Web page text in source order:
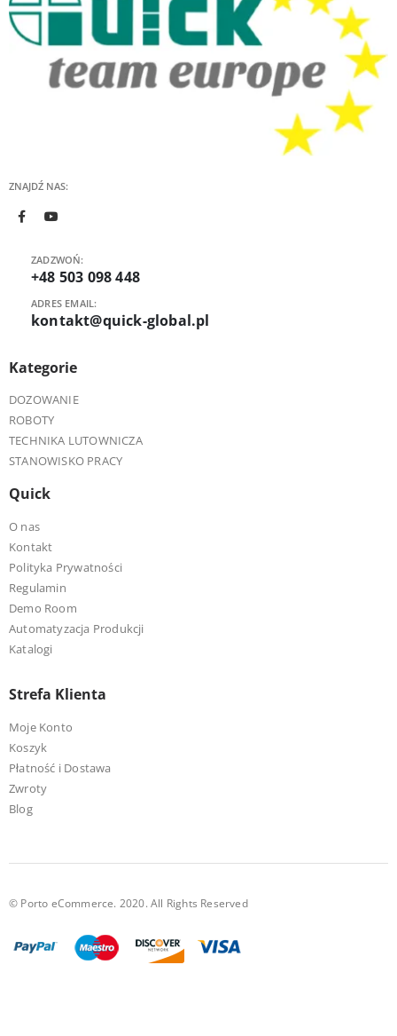
ZNAJDŹ NAS:
ZADZWOŃ:
+48 503 098 448
ADRES EMAIL:
kontakt@quick-global.pl
Kategorie
DOZOWANIE
ROBOTY
TECHNIKA LUTOWNICZA
STANOWISKO PRACY
Quick
O nas
Kontakt
Polityka Prywatności
Regulamin
Demo Room
Automatyzacja Produkcji
Katalogi
Strefa Klienta
Moje Konto
Koszyk
Płatność i Dostawa
Zwroty
Blog
© Porto eCommerce. 2020. All Rights Reserved